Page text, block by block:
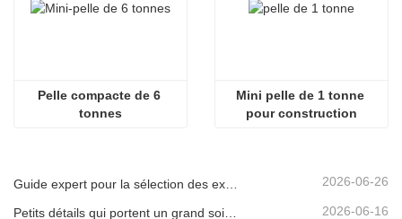
Pelle compacte de 6
tonnes
Mini pelle de 1 tonne
pour construction
2026-06-26
2026-06-16